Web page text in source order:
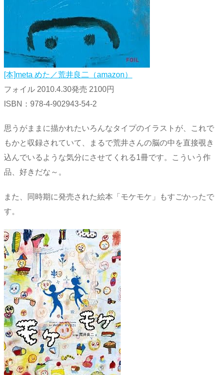
[本]meta めた／荒井良二（amazon）
フォイル 2010.4.30発売 2100円
ISBN：978-4-902943-54-2
思うがままに描かれたいろんなタイプのイラストが、これで
もかと収録されていて、まるで荒井さんの脳の中を直接覗き
込んでいるような気分にさせてくれる1冊です。こういう作
品、好きだな～。
また、同時期に発売された絵本「モケモケ」もすごかったで
す。